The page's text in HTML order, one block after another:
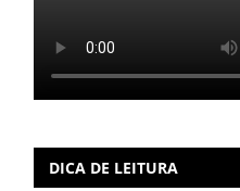
DICA DE LEITURA